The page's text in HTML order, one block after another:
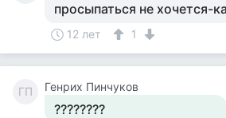
просыпаться не хочется-
12 лет 1
ГП Генрих Пинчуков
????????